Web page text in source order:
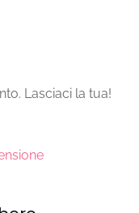
Lasciaci la tua!